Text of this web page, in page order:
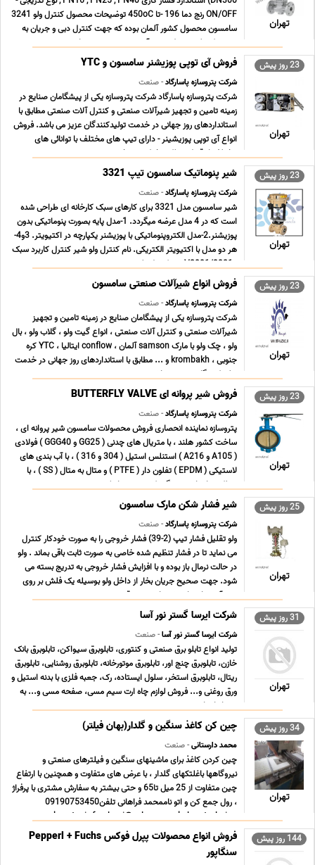
تهران
ON/OFF رنج دما 196 -تا 450oC توضیحات محصول کنترل ولو 3241
سامسون محصول کشور آلمان بوده که جهت کنترل دبی و جریان به
صورت کنترلی توسط تجهیز آی توپی پوزیشینر و یا به ... ...
23 روز پیش
تهران
فروش آی توپی پوزیشنر سامسون و YTC
شرکت پتروسازه پاسارگاد- صنعت
شرکت پتروسازه پاسارگاد شرکت پتروسازه یکی از پیشگامان صنایع در
زمینه تامین و تجهیز شیرآلات صنعتی و کنترل آلات صنعتی مطابق با
استانداردهای روز جهانی در خدمت تولیدکنندگان عزیز می باشد. فروش
انواع آی توپی پوزیشینر - دارای تیپ های مختلف با توانائی های
مختلف از قبیل عملکرد خطی و چرخشی ... ...
23 روز پیش
تهران
شیر پنوماتیک سامسون تیپ 3321
شرکت پتروسازه پاسارگاد- صنعت
شیر سامسون مدل 3321 برای کارهای سبک کارخانه ای طراحی شده
است که در 4 مدل عرضه میگردد. 1-مدل پایه بصورت پنوماتیکی بدون
پوزیشنر.2-مدل الکتروپنوماتیکی با پوزیشنر یکپارچه در اکتیویتر. 3و4-
هر دو مدل با اکتیویتر الکتریکی. نام کنترل ولو شیر کنترل کاربرد سبک
- V2001/3321 برند کنترل ولو ... ...
23 روز پیش
تهران
فروش انواع شیرآلات صنعتی سامسون
شرکت پتروسازه پاسارگاد- صنعت
شرکت پتروسازه یکی از پیشگامان صنایع در زمینه تامین و تجهیز
شیرآلات صنعتی و کنترل آلات صنعتی ، انواع گیت ولو ، گلاب ولو ، بال
ولو ، چک ولو با مارک samson آلمان ، conflow ایتالیا ، YTC کره
جنوبی ، krombakh و ... مطابق با استانداردهای روز جهانی در خدمت
تولیدکنندگان عزیز می باشد. همچ ... ...
23 روز پیش
تهران
فروش شیر پروانه ای BUTTERFLY VALVE
شرکت پتروسازه پاسارگاد- صنعت
پتروسازه نماینده انحصاری فروش محصولات سامسون شیر پروانه ای ،
ساخت کشور هلند ، با متریال های چدنی ( GG25 و GGG40 ) فولادی
( A105 و A216 ) استنلس استیل ( 304 و 316 ) ، با آب بندی های
لاستیکی ( EPDM ) تفلون دار ( PTFE ) و متال به متال ( SS ) ، با
عملکردهای اهرمی ، گیربکسی ، پنوماتیک ... ...
25 روز پیش
تهران
شیر فشار شکن مارک سامسون
شرکت پتروسازه پاسارگاد- صنعت
ولو تقلیل فشار تیپ (2-39) فشار خروجی را به صورت خودکار کنترل
می نماید تا در فشار تنظیم شده خاصی به صورت ثابت باقی بماند . ولو
در حالت نرمال باز بوده و با افزایش فشار خروجی به تدریج بسته می
شود. جهت صحیح جریان بخار از داخل ولو بوسیله یک فلش بر روی
بدنه آن نشان داده شده است . موقعی ... ...
31 روز پیش
تهران
شرکت ایرسا گستر نور آسا
شرکت ایرسا گستر نور آسا- صنعت
تولید انواع تابلو برق صنعتی و کنتوری، تابلوبرق سیواکن، تابلوبرق بانک
خازن، تابلوبرق چنج اور، تابلوبرق موتورخانه، تابلوبرق روشنایی، تابلوبرق
ریتال، تابلوبرق استخر، سلول ایستاده، رک، جعبه فلزی با بدنه استیل و
ورق روغنی و... فروش لوازم چاه ارت سیم مسی، صفحه مسی و... به
همراه اجرا و ... ...
34 روز پیش
تهران
چین کن کاغذ سنگین و گلدار(بهان فیلتر)
محمد دارستانی- صنعت
چین کردن کاغذ برای ماشینهای سنگین و فیلترهای صنعتی و
نیروگاهها باغلتکهای گلدار ، با عرض های متفاوت و همچنین با ارتفاع
چین متفاوت از 25 میل تا65 و حتی بیشتر به سفارش مشتری با پرفراژ
، رول جمع کن و اتو ناممحمد فراهانی تلفن09190753450
m.darestani _farahani@yahoo.com behan-techniqu ... ...
144 روز پیش
فروش انواع محصولات پپرل فوکس Pepperl + Fuchs
سنگاپور